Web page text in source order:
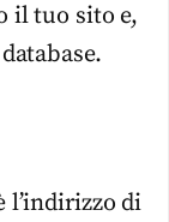
il tuo sito e,
di